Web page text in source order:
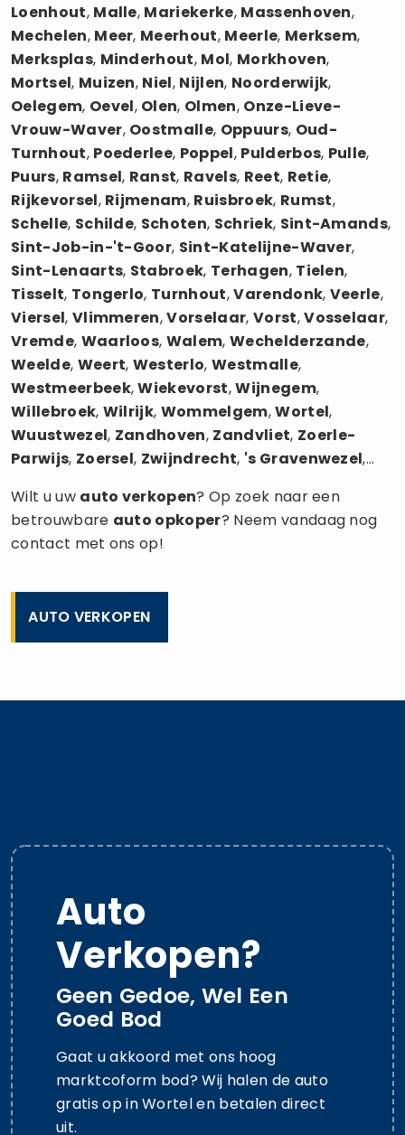
Loenhout, Malle, Mariekerke, Massenhoven,
Mechelen, Meer, Meerhout, Meerle, Merksem,
Merksplas, Minderhout, Mol, Morkhoven,
Mortsel, Muizen, Niel, Nijlen, Noorderwijk,
Oelegem, Oevel, Olen, Olmen, Onze-Lieve-
Vrouw-Waver, Oostmalle, Oppuurs, Oud-
Turnhout, Poederlee, Poppel, Pulderbos, Pulle,
Puurs, Ramsel, Ranst, Ravels, Reet, Retie,
Rijkevorsel, Rijmenam, Ruisbroek, Rumst,
Schelle, Schilde, Schoten, Schriek, Sint-Amands,
Sint-Job-in-'t-Goor, Sint-Katelijne-Waver,
Sint-Lenaarts, Stabroek, Terhagen, Tielen,
Tisselt, Tongerlo, Turnhout,Varendonk, Veerle,
Viersel, Vlimmeren,Vorselaar, Vorst,Vosselaar,
Vremde, Waarloos, Walem,Wechelderzande,
Weelde, Weert, Westerlo,Westmalle,
Westmeerbeek,Wiekevorst,Wijnegem,
Willebroek, Wilrijk, Wommelgem,Wortel,
Wuustwezel, Zandhoven, Zandvliet, Zoerle-
Parwijs, Zoersel, Zwijndrecht, 's Gravenwezel,...
Wilt u uw auto verkopen? Op zoek naar een
betrouwbare auto opkoper? Neem vandaag nog
contact met ons op!
AUTO VERKOPEN
Auto
Verkopen?
Geen Gedoe, Wel Een
Goed Bod
Gaat u akkoord met ons hoog
marktcoform bod? Wij halen de auto
gratis op in Wortel en betalen direct
uit.